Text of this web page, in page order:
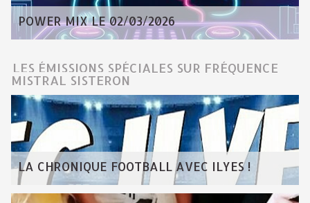
POWER MIX LE 02/03/2026
LES ÉMISSIONS SPÉCIALES SUR FRÉQUENCE
MISTRAL SISTERON
LA CHRONIQUE FOOTBALL AVEC ILYES !